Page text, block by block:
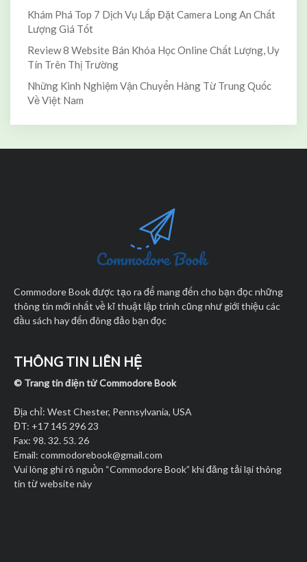
Khám Phá Top 7 Dịch Vụ Lắp Đặt Camera Long An Chất
Lượng Giá Tốt
Review 8 Website Bán Khóa Học Online Chất Lượng, Uy
Tín Trên Thị Trường
Những Kinh Nghiệm Vận Chuyển Hàng Từ Trung Quốc
Về Việt Nam
Commodore Book được tạo ra để mang đến cho bạn đọc những
thông tin mới nhất về kĩ thuật lập trình cũng như giới thiệu các
đầu sách hay đến đông đảo bạn đọc
THÔNG TIN LIÊN HỆ
© Trang tin điện tử Commodore Book
Địa chỉ: West Chester, Pennsylvania, USA
ĐT: +17 145 296 23
Fax: 98. 32. 53. 26
Email: commodorebook@gmail.com
Vui lòng ghi rõ nguồn “Commodore Book” khi đăng tải lại thông
tin từ website này